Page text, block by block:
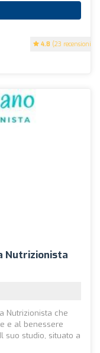
4.8 (23 recensioni)
Nutrizionista
Nutrizionista che
e al benessere
suo studio, situato a